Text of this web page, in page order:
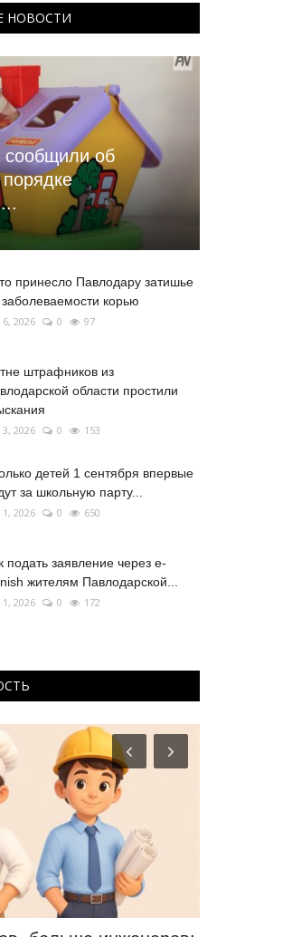
НОВОСТИ
об
принесло Павлодару затишье
корью
6, 2026 0 97
штрафников из
области простили
3, 2026 0 153
детей 1 сентября впервые
за школьную парту...
1, 2026 0 650
подать заявление через e-
жителям Павлодарской...
1, 2026 0 172